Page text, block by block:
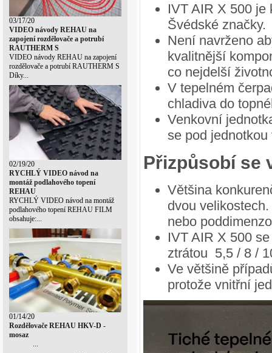
03/17/20
VIDEO návody REHAU na
zapojení rozdělovače a potrubí
RAUTHERM S
VIDEO návody REHAU na zapojení
rozdělovače a potrubí RAUTHERM S
Díky...
02/19/20
RYCHLÝ VIDEO návod na
montáž podlahového topení
REHAU
RYCHLÝ VIDEO návod na montáž
podlahového topení REHAU FILM
obsahuje:...
01/14/20
Rozdělovače REHAU HKV-D -
mosaz
...
IVT AIR X 500 je
Švédské značky.
Není navrženo
kvalitnější
co nejdelší
V tepelném
chladiva do
Venkovní
se pod
Přizpůsobí se
Většina
dvou
nebo
IVT AIR X 500
ztrátou 5,5 / 8 /
Ve většině
protože vnitřní